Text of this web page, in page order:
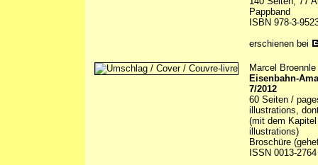
Pappband
ISBN 978-3-
erschienen bei
Marcel
Eisenbahn-
7/2012
60 Seiten /
illustrations,
(mit dem
illustrations)
Broschüre
ISSN 0013-2764